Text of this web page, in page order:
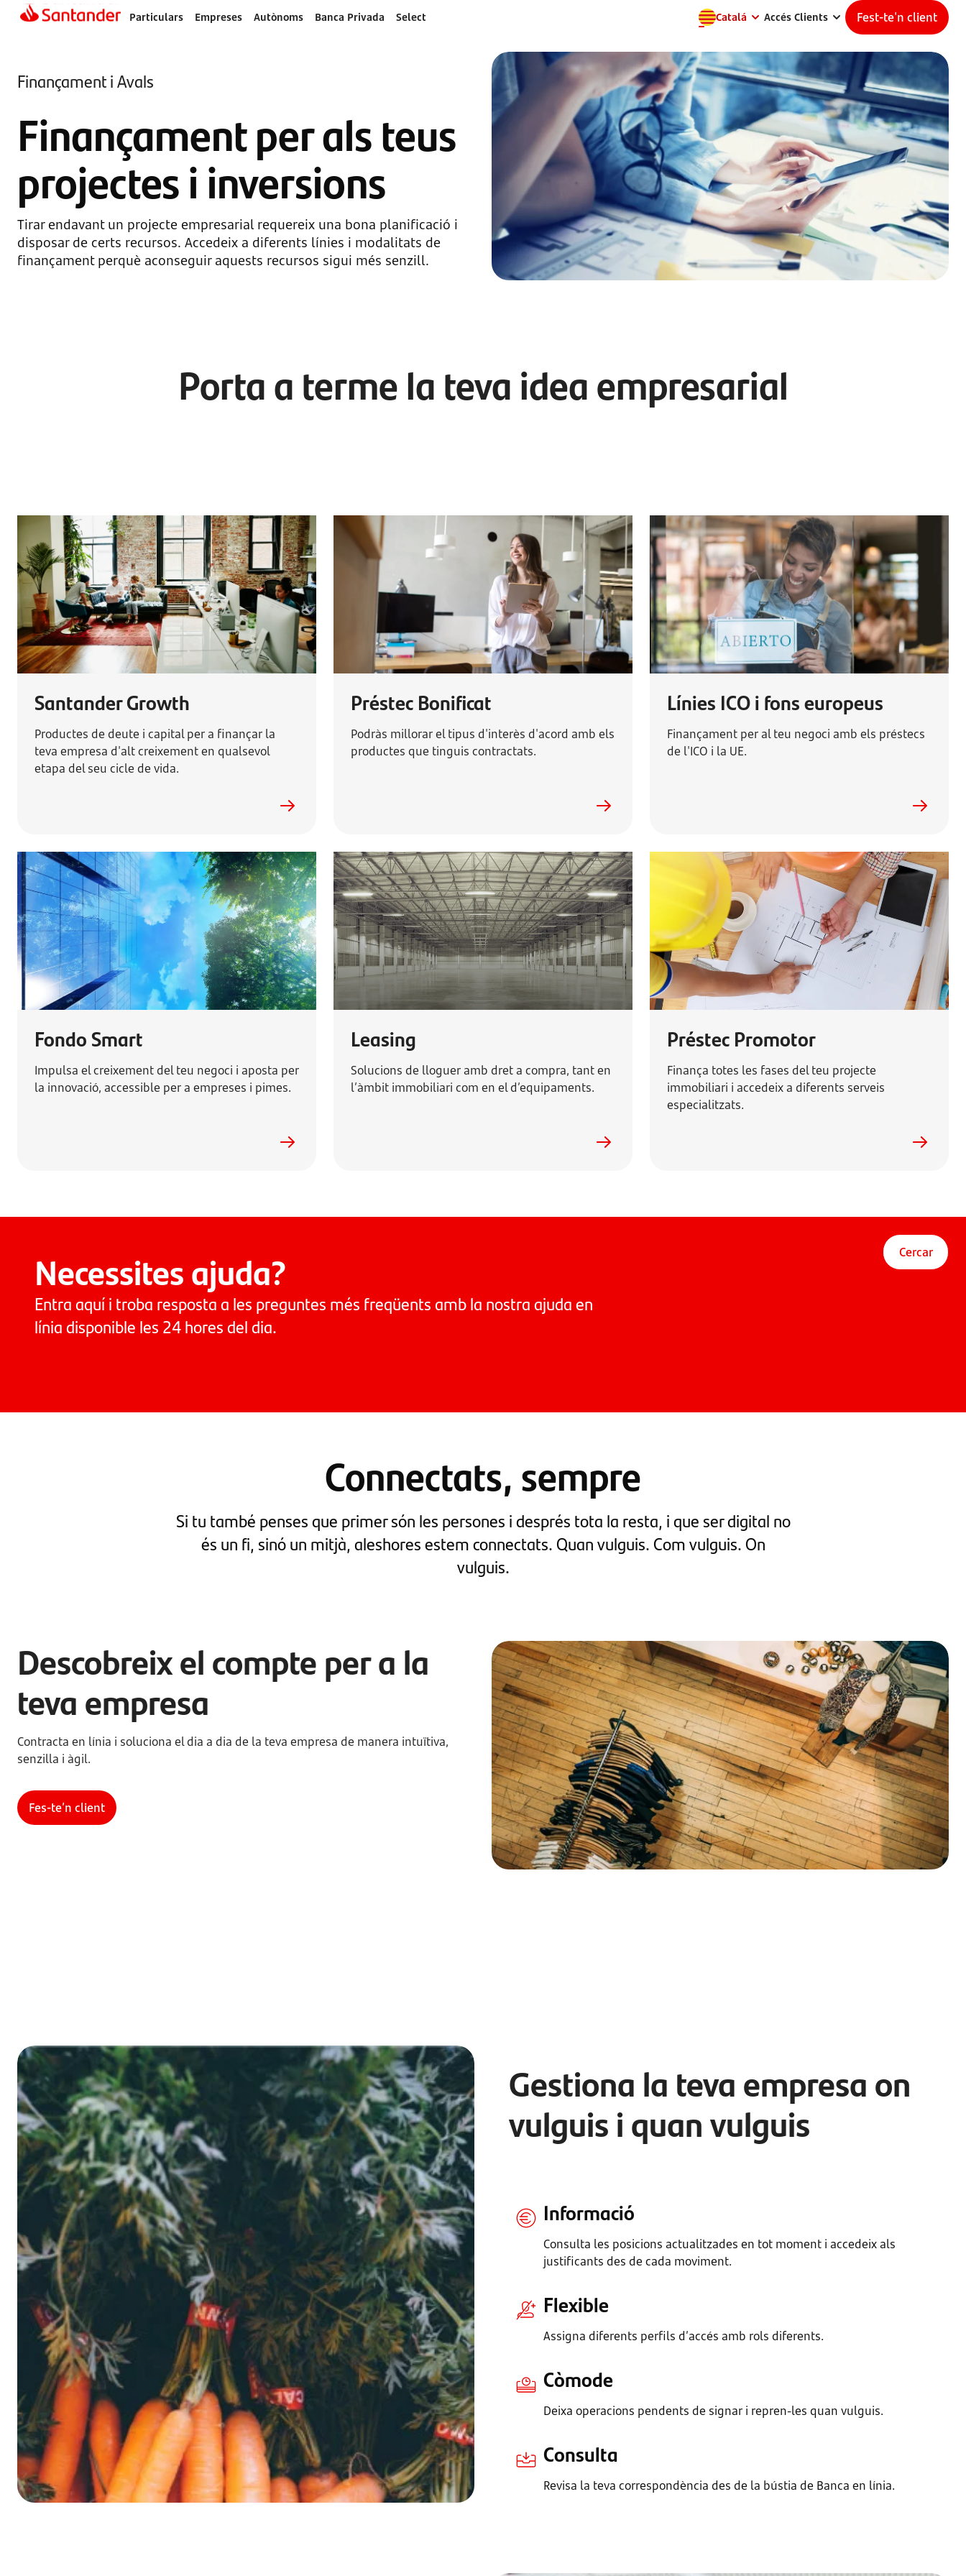
Particulars Empreses Autònoms Banca Privada Select Catalá Accés Clients Fest-te'n client
Finançament i Avals
Finançament per als teus
projectes i inversions
Tirar endavant un projecte empresarial requereix una bona planificació i
disposar de certs recursos. Accedeix a diferents línies i modalitats de
finançament perquè aconseguir aquests recursos sigui més senzill.
Porta a terme la teva idea empresarial
Santander Growth
Productes de deute i capital per a finançar la
teva empresa d'alt creixement en qualsevol
etapa del seu cicle de vida.
Préstec Bonificat
Podràs millorar el tipus d'interès d'acord amb els
productes que tinguis contractats.
Línies ICO i fons europeus
Finançament per al teu negoci amb els préstecs
de l'ICO i la UE.
Fondo Smart
Impulsa el creixement del teu negoci i aposta per
la innovació, accessible per a empreses i pimes.
Leasing
Solucions de lloguer amb dret a compra, tant en
l’àmbit immobiliari com en el d’equipaments.
Préstec Promotor
Finança totes les fases del teu projecte
immobiliari i accedeix a diferents serveis
especialitzats.
Necessites ajuda?
Entra aquí i troba resposta a les preguntes més freqüents amb la nostra ajuda en
línia disponible les 24 hores del dia.
Cercar
Connectats, sempre
Si tu també penses que primer són les persones i després tota la resta, i que ser digital no
és un fi, sinó un mitjà, aleshores estem connectats. Quan vulguis. Com vulguis. On
vulguis.
Descobreix el compte per a la
teva empresa
Contracta en línia i soluciona el dia a dia de la teva empresa de manera intuïtiva,
senzilla i àgil.
Fes-te’n client
Gestiona la teva empresa on
vulguis i quan vulguis
Informació
Consulta les posicions actualitzades en tot moment i accedeix als
justificants des de cada moviment.
Flexible
Assigna diferents perfils d’accés amb rols diferents.
Còmode
Deixa operacions pendents de signar i repren-les quan vulguis.
Consulta
Revisa la teva correspondència des de la bústia de Banca en línia.